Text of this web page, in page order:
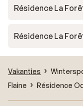
Résidence La
Résidence La
Vakanties
Flaine
Résidence